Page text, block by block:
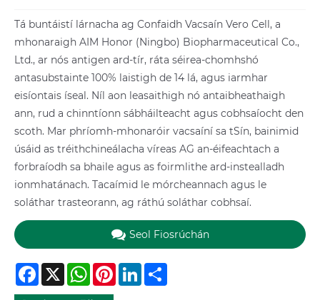
Tá buntáistí lárnacha ag Confaidh Vacsaín Vero Cell, a
mhonaraigh AIM Honor (Ningbo) Biopharmaceutical Co.,
Ltd., ar nós antigen ard-tír, ráta séirea-chomhshó
antasubstainte 100% laistigh de 14 lá, agus iarmhar
eisíontais íseal. Níl aon leasaithigh nó antaibheathaigh
ann, rud a chinntíonn sábháilteacht agus cobhsaíocht den
scoth. Mar phríomh-mhonaróir vacsaíní sa tSín, bainimid
úsáid as tréithchineálacha víreas AG an-éifeachtach a
forbraíodh sa bhaile agus as foirmlithe ard-instealladh
ionmhatánach. Tacaímid le mórcheannach agus le
soláthar trasteorann, ag ráthú soláthar cobhsaí.
Seol Fiosrúchán
Facebook
X WhatsAppPinterestLinkedIn